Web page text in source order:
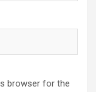
browser for the